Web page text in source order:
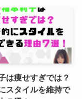
は痩せすぎでは？
スタイルを維持で